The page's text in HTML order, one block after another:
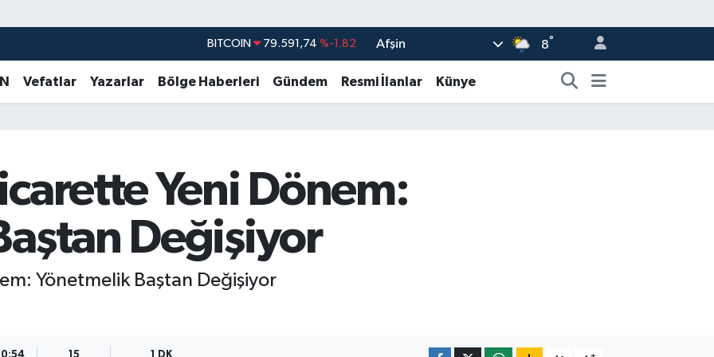
DOLAR 45,43620 %0.02
EURO 53,38690 %0.19
STERLİN 61,60380 %0.18
Afşin 8°
Vefatlar Yazarlar Bölge Haberleri Gündem Resmi İlanlar Künye
Yeni Dönem:
Değişiyor
Yönetmelik Baştan Değişiyor
15 1 DK